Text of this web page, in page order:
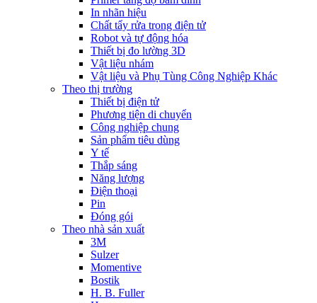
In nhãn hiệu
Chất tẩy rửa trong điện tử
Robot và tự động hóa
Thiết bị đo lường 3D
Vật liệu nhám
Vật liệu và Phụ Tùng Công Nghiệp Khác
Theo thị trường
Thiết bị điện tử
Phương tiện di chuyển
Công nghiệp chung
Sản phẩm tiêu dùng
Y tế
Thắp sáng
Năng lượng
Điện thoại
Pin
Đóng gói
Theo nhà sản xuất
3M
Sulzer
Momentive
Bostik
H. B. Fuller